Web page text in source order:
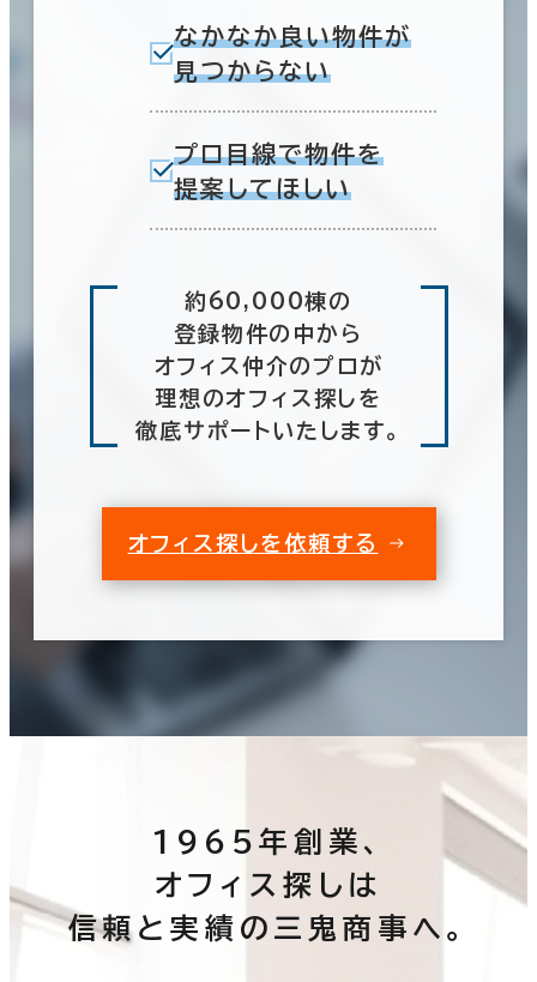
なかなか良い物件が
見つからない
プロ目線で物件を
提案してほしい
約60,000棟の
登録物件の中から
オフィス仲介のプロが
理想のオフィス探しを
徹底サポートいたします。
オフィス探しを依頼する
1965年創業、
オフィス探しは
信頼と実績の三鬼商事へ。